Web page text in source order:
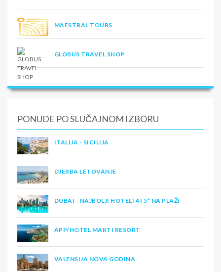
MAESTRAL TOURS
GLOBUS TRAVEL SHOP
PONUDE PO SLUČAJNOM IZBORU
ITALIJA - SICILIJA
DJERBA LETOVANJE
DUBAI - NAJBOLJI HOTELI 4 I 5* NA PLAŽI
APP/HOTEL MARTI RESORT
VALENSIJA NOVA GODINA